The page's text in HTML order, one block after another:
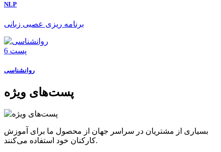
NLP
برنامه ریزی عصبی زبانی
6 پست
روانشناسی
پست‌های ویژه
بسیاری از مشتریان در سراسر جهان از محصول ما برای آموزش
کارکنان خود استفاده می‌کنند.